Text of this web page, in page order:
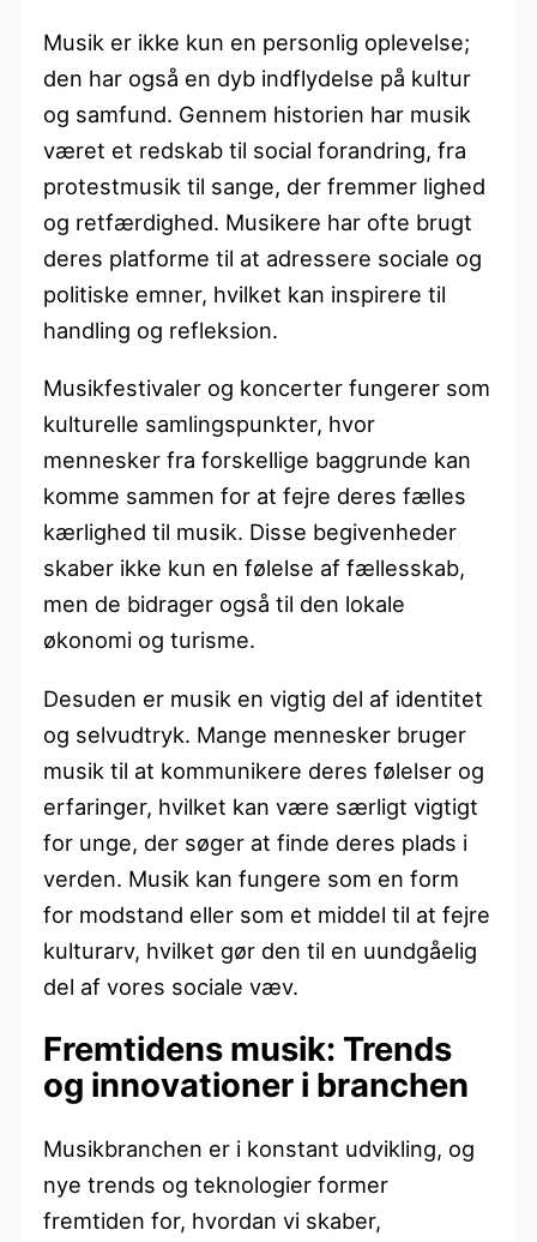
Musik er ikke kun en personlig oplevelse;
den har også en dyb indflydelse på kultur
og samfund. Gennem historien har musik
været et redskab til social forandring, fra
protestmusik til sange, der fremmer lighed
og retfærdighed. Musikere har ofte brugt
deres platforme til at adressere sociale og
politiske emner, hvilket kan inspirere til
handling og refleksion.
Musikfestivaler og koncerter fungerer som
kulturelle samlingspunkter, hvor
mennesker fra forskellige baggrunde kan
komme sammen for at fejre deres fælles
kærlighed til musik. Disse begivenheder
skaber ikke kun en følelse af fællesskab,
men de bidrager også til den lokale
økonomi og turisme.
Desuden er musik en vigtig del af identitet
og selvudtryk. Mange mennesker bruger
musik til at kommunikere deres følelser og
erfaringer, hvilket kan være særligt vigtigt
for unge, der søger at finde deres plads i
verden. Musik kan fungere som en form
for modstand eller som et middel til at fejre
kulturarv, hvilket gør den til en uundgåelig
del af vores sociale væv.
Fremtidens musik: Trends
og innovationer i branchen
Musikbranchen er i konstant udvikling, og
nye trends og teknologier former
fremtiden for, hvordan vi skaber,